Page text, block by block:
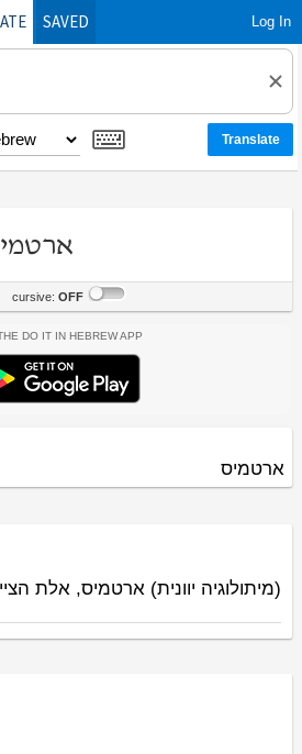
SAVED Log In
cursive: OFF
Do It In Hebrew App
ארטמיס
(מיתולוגיה יוונית) ארטמיס, אלת